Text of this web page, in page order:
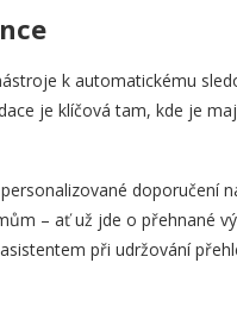
k automatickému
je klíčová tam, kde je
doporučení
– ať už jde o přehnané
při udržování